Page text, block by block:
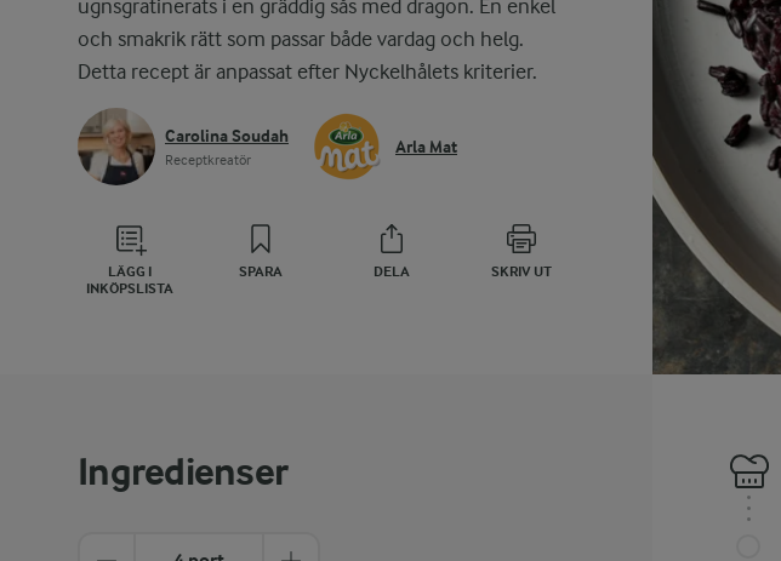
ugnsgratinerats i en gräddig sås med dragon. En enkel
och smakrik rätt som passar både vardag och helg.
Detta recept är anpassat efter Nyckelhålets kriterier.
Carolina Soudah
Receptkreatör
Arla Mat
LÄGG I
INKÖPSLISTA
SPARA DELA SKRIV UT
Ingredienser